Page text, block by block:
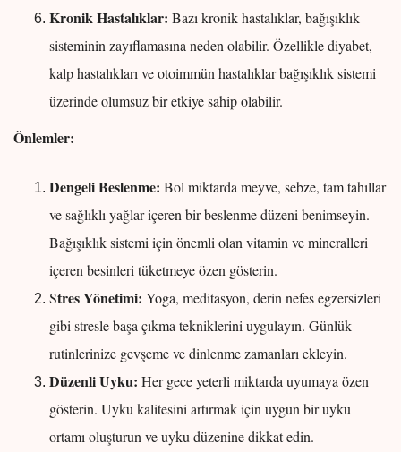
Kronik Hastalıklar: Bazı kronik hastalıklar, bağışıklık
sisteminin zayıflamasına neden olabilir. Özellikle diyabet,
kalp hastalıkları ve otoimmün hastalıklar bağışıklık sistemi
üzerinde olumsuz bir etkiye sahip olabilir.
Önlemler:
Dengeli Beslenme: Bol miktarda meyve, sebze, tam tahıllar
ve sağlıklı yağlar içeren bir beslenme düzeni benimseyin.
Bağışıklık sistemi için önemli olan vitamin ve mineralleri
içeren besinleri tüketmeye özen gösterin.
Stres Yönetimi: Yoga, meditasyon, derin nefes egzersizleri
gibi stresle başa çıkma tekniklerini uygulayın. Günlük
rutinlerinize gevşeme ve dinlenme zamanları ekleyin.
Düzenli Uyku: Her gece yeterli miktarda uyumaya özen
gösterin. Uyku kalitesini artırmak için uygun bir uyku
ortamı oluşturun ve uyku düzenine dikkat edin.